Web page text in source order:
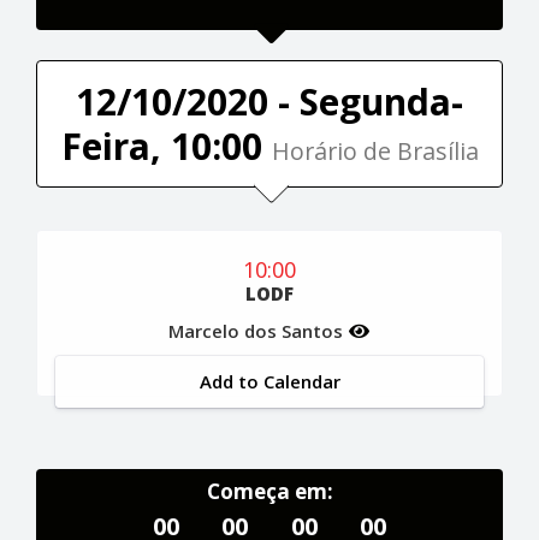
12/10/2020 - Segunda-
Feira, 10:00 Horário de Brasília
10:00
LODF
Marcelo dos Santos
Add to Calendar
Começa em:
00 00 00 00